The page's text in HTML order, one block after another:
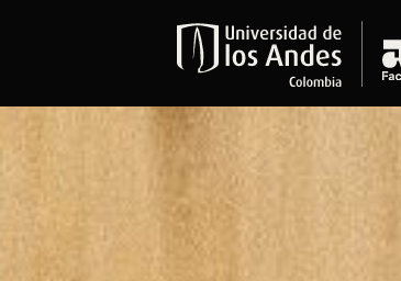
Educación
Arte
Historia del Arte
Música